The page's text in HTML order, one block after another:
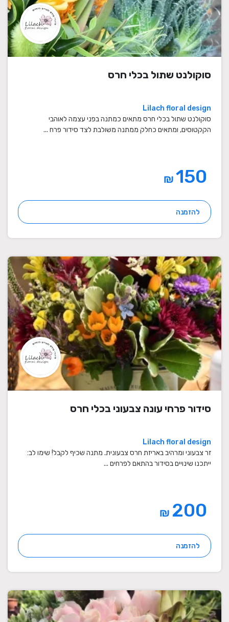
סוקולנט שתול בכלי חרס
Lilach floral design
סוקולנט שתול בכלי חרס מתאים כמתנה בפני עצמה לאוהבי
הקקטוסים, ומתאים כחלק ממתנה משולבת לצד סידור פרח ...
₪
להזמנה
סידור פרחי עונה צבעוני בכלי חרס
Lilach floral design
זר צבעוני ומרהיב באריזת חרס צבעונית. מתנה שכיף לקבל! שימו לב:
ייתכנו שינויים בסידור בהתאם לפרחים ...
₪
להזמנה